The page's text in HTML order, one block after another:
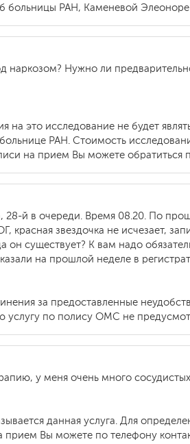
больницы РАН, Каменевой
наркозом? Нужно ли
на это исследование не будет
РАН. Стоимость
на прием Вы можете обратиться
28-й в очереди. Время 08.20. По
звездочка не исчезает,
он существует? К вам надо
на прошлой неделе в
за предоставленные
услугу по полису ОМС не
у меня очень много
данная услуга. Для
прием Вы можете по телефону